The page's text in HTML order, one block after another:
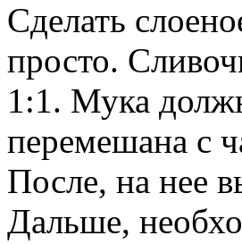
Сделать
просто.
1:1. Мука
перемешана с
После, на нее
Дальше,